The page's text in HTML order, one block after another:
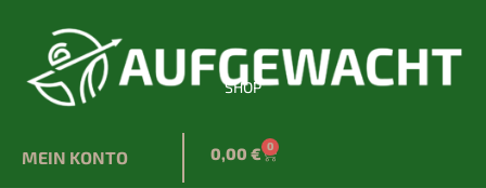
SHOP
MEIN KONTO 0,00 € 0